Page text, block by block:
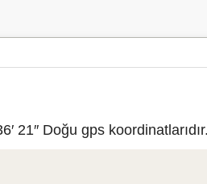
21″ Doğu gps koordinatlarıdır.